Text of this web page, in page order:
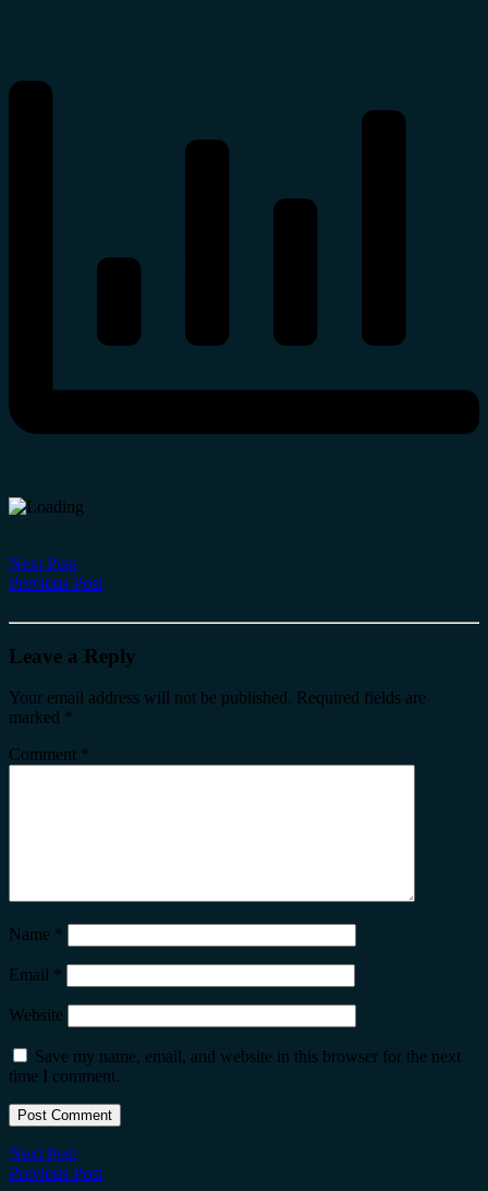
Next Post
Previous Post
Leave a Reply
Your email address will not be published. Required fields are
marked *
Comment *
Name *
Email *
Website
Save my name, email, and website in this browser for the next
time I comment.
Next Post
Previous Post